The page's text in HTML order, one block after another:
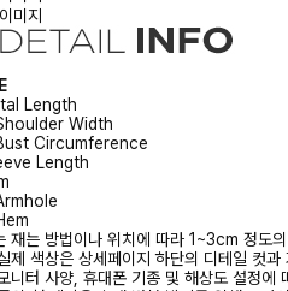
Length
Width
Circumference
Length
재는 방법이나 위치에 따라 1~3cm 정도
제 색상은 상세페이지 하단의 디테일 컷과
니터 사양, 휴대폰 기종 및 해상도 설정에